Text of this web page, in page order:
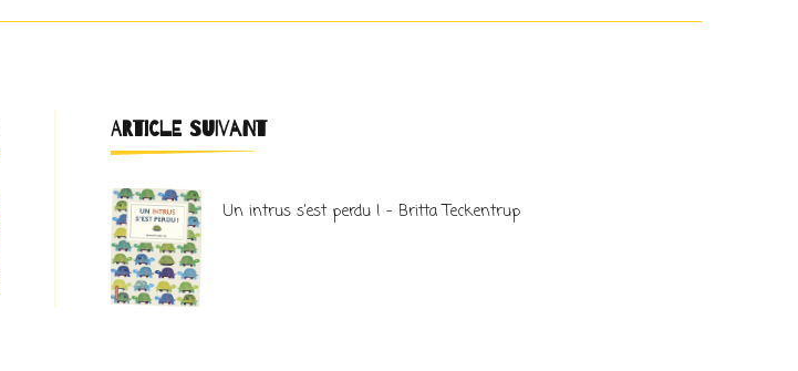
NavigationARTICLE SUIVANT
Un intrus s’est perdu ! – Britta Teckentrup